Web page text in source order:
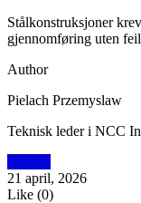
Stålkonstruksjoner
gjennomføring uten
Author
Pielach Przemyslaw
Teknisk leder i NCC
Utblikk
21 april, 2026
Like (0)